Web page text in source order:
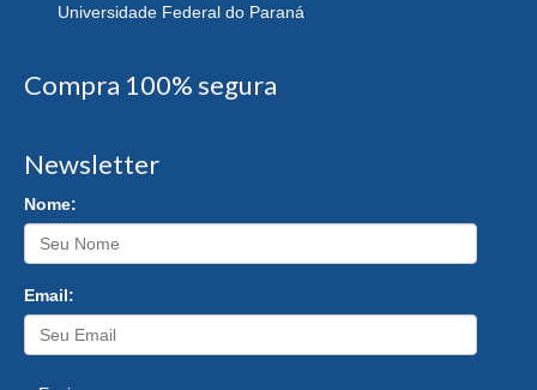
Universidade Federal do Paraná
Compra 100% segura
Newsletter
Nome:
Email: